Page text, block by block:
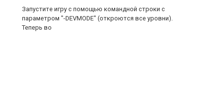
Запустите игру с помощью командной строки с
параметром "-DЕVМОDЕ" (oткpoютcя вce ypoвни).
Teпepь вo